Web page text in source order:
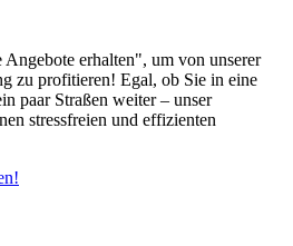
erhalten", um von unserer
zu profitieren! Egal, ob Sie in eine
paar Straßen weiter – unser
stressfreien und effizienten